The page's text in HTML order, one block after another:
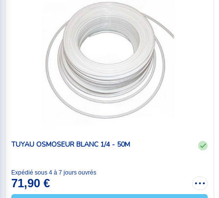
TUYAU OSMOSEUR BLANC 1/4 - 50M
Expédié sous 4 à 7 jours ouvrés
71,90 €